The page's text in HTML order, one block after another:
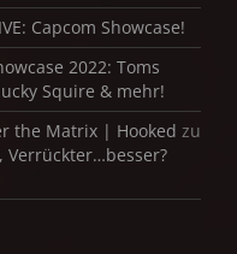
Capcom Showcase!
2022: Toms
Squire & mehr!
the Matrix | Hooked zu
Verrückter…besser?